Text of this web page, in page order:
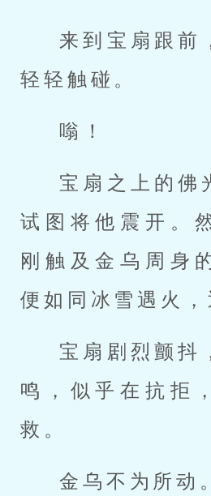
来到宝扇跟前
轻轻触碰。
嗡！
宝扇之上的佛
试图将他震开。
刚触及金乌周身
便如同冰雪遇火，
宝扇剧烈颤抖
鸣，似乎在抗拒
救。
金乌不为所动